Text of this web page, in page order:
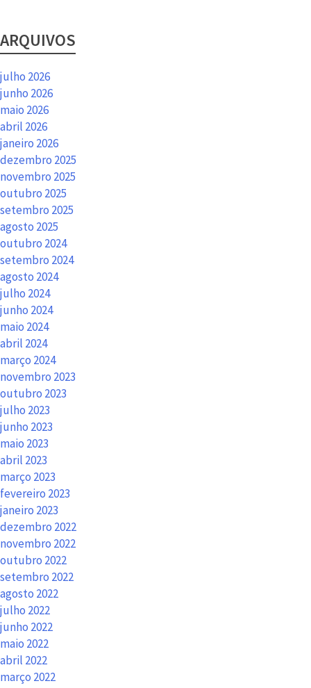
ARQUIVOS
julho 2026
junho 2026
maio 2026
abril 2026
janeiro 2026
dezembro 2025
novembro 2025
outubro 2025
setembro 2025
agosto 2025
outubro 2024
setembro 2024
agosto 2024
julho 2024
junho 2024
maio 2024
abril 2024
março 2024
novembro 2023
outubro 2023
julho 2023
junho 2023
maio 2023
abril 2023
março 2023
fevereiro 2023
janeiro 2023
dezembro 2022
novembro 2022
outubro 2022
setembro 2022
agosto 2022
julho 2022
junho 2022
maio 2022
abril 2022
março 2022